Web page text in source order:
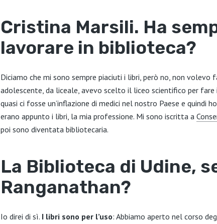
Cristina Marsili. Ha
lavorare in biblioteca?
Diciamo che mi sono sempre piaciuti i libri, però no, non volevo
adolescente, da liceale, avevo scelto il liceo scientifico per fare
quasi ci fosse un’inflazione di medici nel nostro Paese e quindi
erano appunto i libri, la mia professione. Mi sono iscritta a
poi sono diventata bibliotecaria.
La Biblioteca di Udine,
Ranganathan?
Io direi di sì. I libri sono per l’uso: Abbiamo aperto nel corso